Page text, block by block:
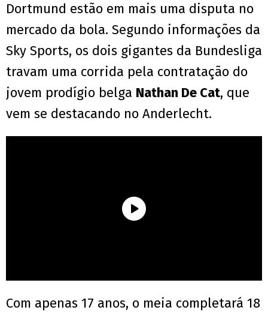
Dortmund estão em mais uma disputa no
mercado da bola. Segundo informações da
Sky Sports, os dois gigantes da Bundesliga
travam uma corrida pela contratação do
jovem prodígio belga Nathan De Cat, que
vem se destacando no Anderlecht.
Com apenas 17 anos, o meia completará 18